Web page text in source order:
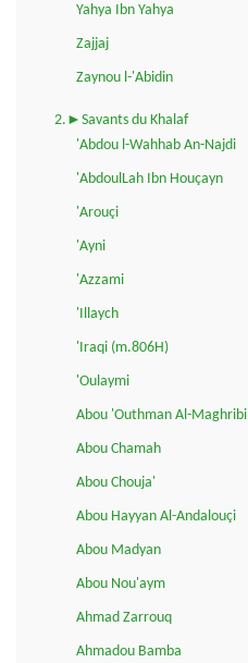
Yahya Ibn Yahya
Zajjaj
Zaynou l-'Abidin
2.►Savants du Khalaf
'Abdou l-Wahhab An-Najdi
'AbdoulLah Ibn Houçayn
'Arouçi
'Ayni
'Azzami
'Illaych
'Iraqi (m.806H)
'Oulaymi
Abou 'Outhman Al-Maghribi
Abou Chamah
Abou Chouja'
Abou Hayyan Al-Andalouçi
Abou Madyan
Abou Nou'aym
Ahmad Zarrouq
Ahmadou Bamba